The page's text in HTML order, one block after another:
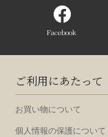
Facebook
ご利用にあたって
お買い物について
個人情報の保護について